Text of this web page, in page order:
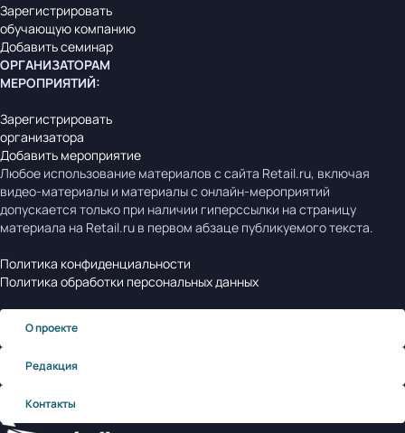
Зарегистрировать
обучающую компанию
Добавить семинар
ОРГАНИЗАТОРАМ
МЕРОПРИЯТИЙ:
Зарегистрировать
организатора
Добавить мероприятие
Любое использование материалов с сайта Retail.ru, включая
видео-материалы и материалы с онлайн-мероприятий
допускается только при наличии гиперссылки на страницу
материала на Retail.ru в первом абзаце публикуемого текста.
Политика конфиденциальности
Политика обработки персональных данных
О проекте
Редакция
Контакты